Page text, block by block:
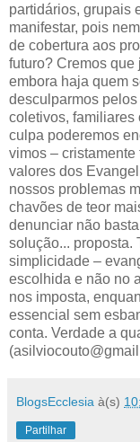
partidários, grupais
manifestar, pois
de cobertura aos
futuro? Cremos que
embora haja quem
desculparmos
coletivos, familiares
culpa poderemos
vimos –
valores dos
nossos problemas
chavões de teor
denunciar não
solução... proposta.
simplicidade –
escolhida e não no
nos imposta,
essencial sem
conta. Verdade a
BlogsEcclesia à(s)
Partilhar